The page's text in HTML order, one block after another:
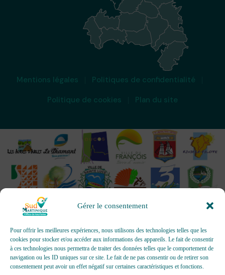
Gérer le consentement
Pour offrir les meilleures expériences, nous utilisons des technologies telles que les
cookies pour stocker et/ou accéder aux informations des appareils. Le fait de consentir
à ces technologies nous permettra de traiter des données telles que le comportement de
navigation ou les ID uniques sur ce site. Le fait de ne pas consentir ou de retirer son
consentement peut avoir un effet négatif sur certaines caractéristiques et fonctions.
Mentions légales
Politiques de confidentialité
Politique de cookies
Plan du site
OFFICES DE TOURISME - Pour les activités d’accueil,
d’information, de promotion/communication, de création et gestion
d’événements